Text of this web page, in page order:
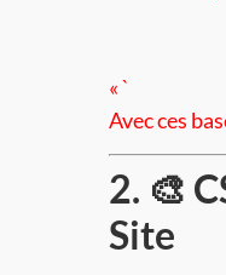
« `
Avec ces
2. 🎨
Site